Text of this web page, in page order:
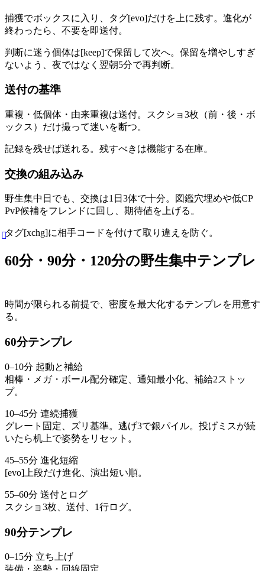
捕獲でボックスに入り、タグ[evo]だけを上に残す。進化が
終わったら、不要を即送付。
判断に迷う個体は[keep]で保留して次へ。保留を増やしすぎ
ないよう、夜ではなく翌朝5分で再判断。
送付の基準
重複・低個体・由来重複は送付。スクショ3枚（前・後・ボ
ックス）だけ撮って迷いを断つ。
記録を残せば送れる。残すべきは機能する在庫。
交換の組み込み
野生集中日でも、交換は1日3体で十分。図鑑穴埋めや低CP
PvP候補をフレンドに回し、期待値を上げる。
タグ[xchg]に相手コードを付けて取り違えを防ぐ。
60分・90分・120分の野生集中テンプレ
時間が限られる前提で、密度を最大化するテンプレを用意す
る。
60分テンプレ
0–10分 起動と補給
相棒・メガ・ボール配分確定、通知最小化、補給2ストッ
プ。
10–45分 連続捕獲
グレート固定、ズリ基準。逃げ3で銀パイル。投げミスが続
いたら机上で姿勢をリセット。
45–55分 進化短縮
[evo]上段だけ進化、演出短い順。
55–60分 送付とログ
スクショ3枚、送付、1行ログ。
90分テンプレ
0–15分 立ち上げ